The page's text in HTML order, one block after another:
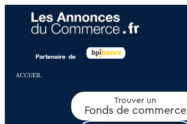
ACCUEIL
Trouver un
Fonds de commerce
Panneau de gestion des cookies